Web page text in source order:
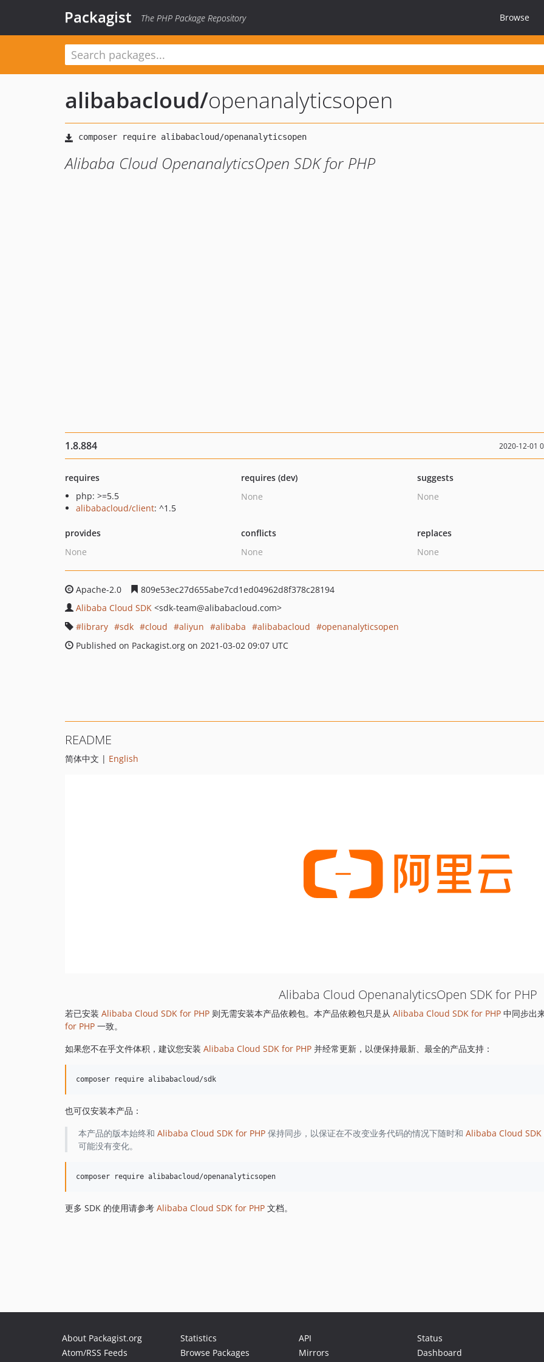
Packagist The PHP Package Repository Browse
alibabacloud/openanalyticsopen
Alibaba Cloud OpenanalyticsOpen SDK for PHP
1.8.884 2020-12-01
requires
php: >=5.5
alibabacloud/client: ^1.5
requires (dev)
None
suggests
None
provides
None
conflicts
None
replaces
None
Apache-2.0
809e53ec27d655abe7cd1ed04962d8f378c28194
Alibaba Cloud SDK <sdk-team@alibabacloud.com>
library
sdk cloud aliyun alibaba alibabacloud
openanalyticsopen
Published on Packagist.org on 2021-03-02 09:07 UTC
README
简体中文 | English
Alibaba Cloud OpenanalyticsOpen SDK for PHP
若已安装 Alibaba Cloud SDK for PHP 则无需安装本产品依赖包。本产品依赖包只是从 Alibaba Cloud SDK for PHP 中同步出
for PHP 一致。
如果您不在乎文件体积，建议您安装 Alibaba Cloud SDK for PHP 并经常更新，以便保持最新、最全的产品支持：
也可仅安装本产品：
本产品的版本始终和 Alibaba Cloud SDK for PHP保持同步，以保证在不改变业务代码的情况下随时和 Alibaba Cloud SDK
可能没有变化。
更多 SDK 的使用请参考 Alibaba Cloud SDK for PHP 文档。
About Packagist.org
Atom/RSS Feeds
Statistics
Browse Packages
API
Mirrors
Status
Dashboard